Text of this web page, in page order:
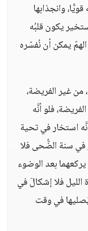
وانجذابها
يكون قلبُه
الهمّ يمكن أن نُفسّره
غير الفريضة،
فلو أنَّه
استخار في تحية
في سنة الضُّحى فلا
بعد الوضوء
الليل فلا إشكالَ في
في وقت